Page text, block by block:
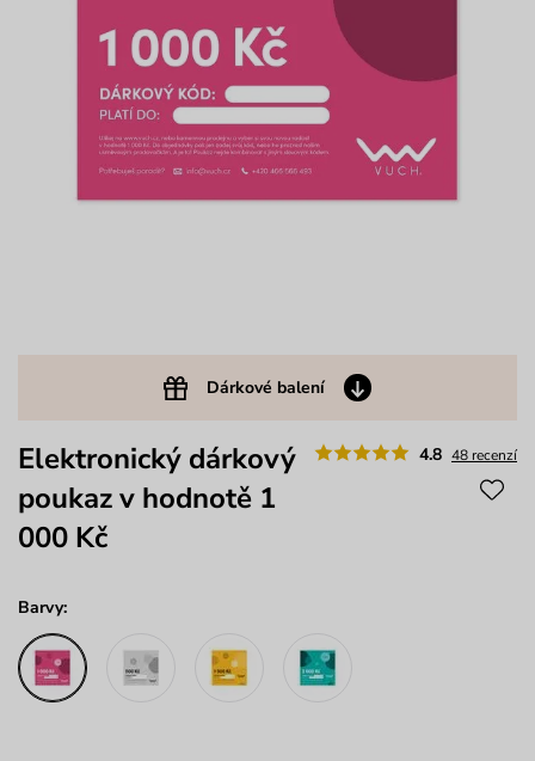
Dárkové balení
4.8 48 recenzí
Elektronický dárkový
poukaz v hodnotě 1
000 Kč
Barvy: